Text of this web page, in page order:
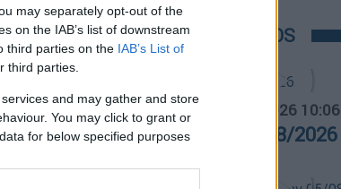
may separately opt-out of the
on the IAB’s list of downstream
third parties on the IAB’s List of
third parties.
and may gather and store
You may click to grant or
for below specified purposes
για
POPULAR VIDEOS
Ώρα Ελλάδος... 06.08.2026 10:06
Ώρα Ελλάδος 06/08/2026